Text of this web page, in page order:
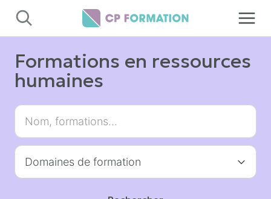
Panneau de gestion des cookies
Formations en ressources
humaines